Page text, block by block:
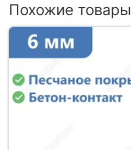
Похожие товары